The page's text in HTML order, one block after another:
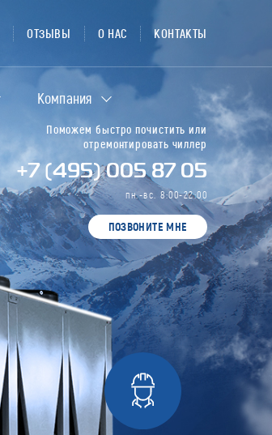
Поможем быстро почистить или
отремонтировать чиллер
+7 (495) 005 87 05
пн.-вс. 8:00-22:00
ПОЗВОНИТЕ МНЕ
ОТЗЫВЫ О НАС КОНТАКТЫ
Компания